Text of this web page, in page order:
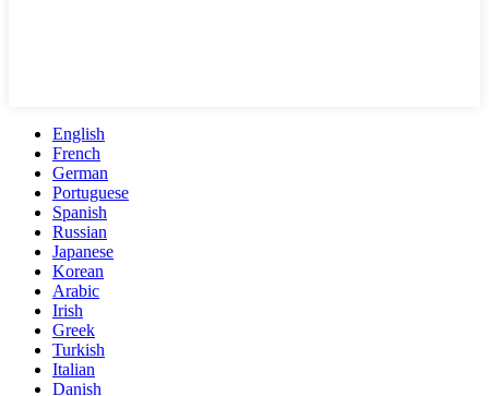
English
French
German
Portuguese
Spanish
Russian
Japanese
Korean
Arabic
Irish
Greek
Turkish
Italian
Danish